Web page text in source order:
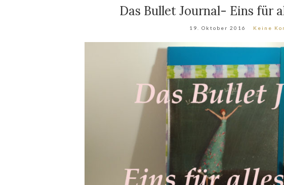
Das Bullet Journal- Eins für
19. Oktober 2016 Keine